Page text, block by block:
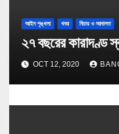
আইন শৃঙ্খলা খবর বিচার ও আদালত
২৭ বছরের কারাদণ্ড
OCT 12, 2020